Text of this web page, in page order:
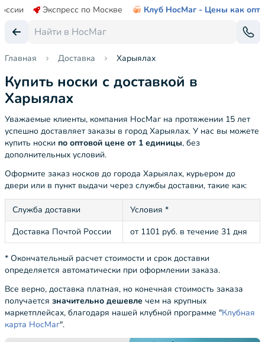
Экспресс по Москве Клуб НосМаг - Цены как опт
Главная Доставка Харыялах
Купить носки с доставкой в
Харыялах
Уважаемые клиенты, компания НосМаг на протяжении 15 лет
успешно доставляет заказы в город Харыялах. У нас вы можете
купить носки по оптовой цене от 1 единицы, без
дополнительных условий.
Оформите заказ носков до города Харыялах, курьером до
двери или в пункт выдачи через службы доставки, такие как:
Служба доставки
Условия *
Доставка Почтой России
от 1101 руб. в течение 31 дня
* Окончательный расчет стоимости и срок доставки
определяется автоматически при оформлении заказа.
Все верно, доставка платная, но конечная стоимость заказа
получается значительно дешевле чем на крупных
маркетплейсах, благодаря нашей клубной программе "Клубная
карта НосМаг".